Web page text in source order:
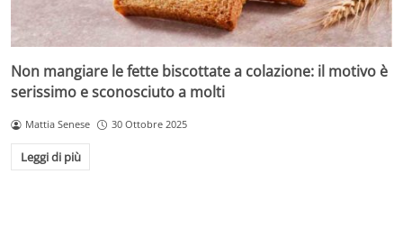
Non mangiare le fette biscottate a colazione: il motivo è
serissimo e sconosciuto a molti
Mattia Senese 30 Ottobre 2025
Leggi di più